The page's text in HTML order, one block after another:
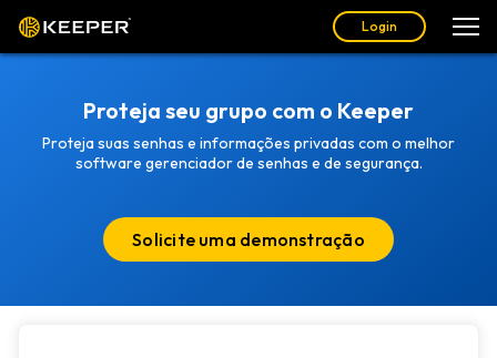
Login
Proteja seu grupo com o Keeper
Proteja suas senhas e informações privadas com o melhor
software gerenciador de senhas e de segurança.
Solicite uma demonstração